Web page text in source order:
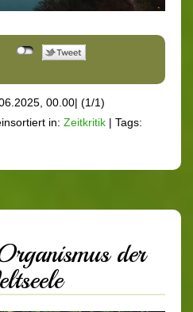
00.00| (1/1)
in: Zeitkritik | Tags:
der